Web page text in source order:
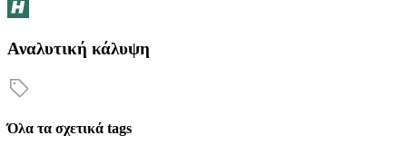
Αναλυτική κάλυψη
Όλα τα σχετικά tags